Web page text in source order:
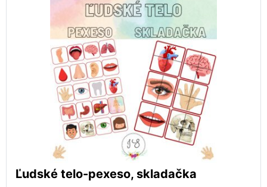
Ľudské telo-pexeso, skladačka